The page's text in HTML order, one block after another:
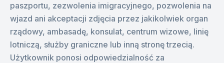
paszportu, zezwolenia imigracyjnego, pozwolenia na
wjazd ani akceptacji zdjęcia przez jakikolwiek organ
rządowy, ambasadę, konsulat, centrum wizowe, linię
lotniczą, służby graniczne lub inną stronę trzecią.
Użytkownik ponosi odpowiedzialność za